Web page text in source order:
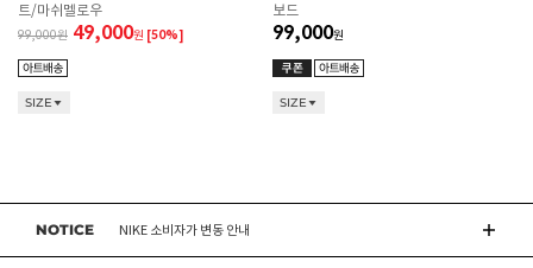
트/마쉬멜로우
99,000 49,000원 [50%]
SIZE
보드
99,000원
SIZE
NOTICE
CONVERSE 소비자가 변동 안내
NIKE 소비자가 변동 안내